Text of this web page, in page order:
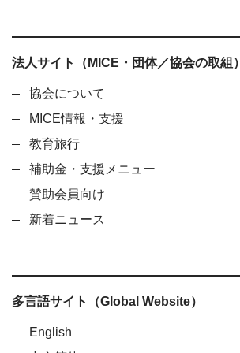
法人サイト（MICE・団体／協会の取組）
協会について
MICE情報・支援
教育旅行
補助金・支援メニュー
賛助会員向け
新着ニュース
多言語サイト（Global Website）
English